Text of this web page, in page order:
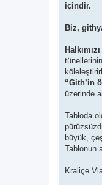
içindir.
Biz,
“Gith’in
üzerinde
Tabloda
büyük,
Tablonun
Kraliçe